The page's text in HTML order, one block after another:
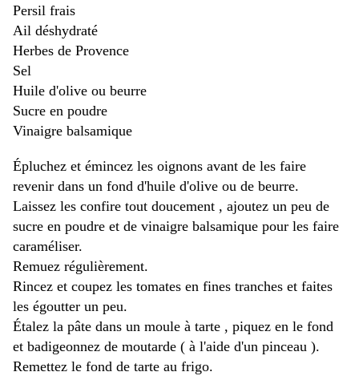
Persil frais
Ail déshydraté
Herbes de Provence
Sel
Huile d'olive ou beurre
Sucre en poudre
Vinaigre balsamique
Épluchez et émincez les oignons avant de les faire
revenir dans un fond d'huile d'olive ou de beurre.
Laissez les confire tout doucement , ajoutez un peu de
sucre en poudre et de vinaigre balsamique pour les faire
caraméliser.
Remuez régulièrement.
Rincez et coupez les tomates en fines tranches et faites
les égoutter un peu.
Étalez la pâte dans un moule à tarte , piquez en le fond
et badigeonnez de moutarde ( à l'aide d'un pinceau ).
Remettez le fond de tarte au frigo.